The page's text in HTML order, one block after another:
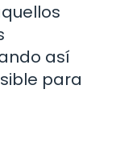
así
para